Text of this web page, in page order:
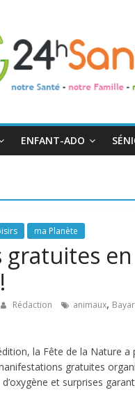
ENFANT-ADO
ma Planète
gratuites
Rédaction animaux,
la Fête de la Nature
gratuites
et surprises